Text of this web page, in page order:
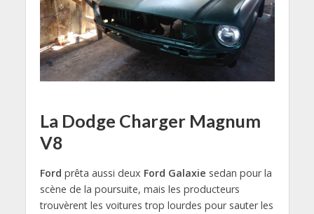
La Dodge Charger Magnum
V8
Ford prêta aussi deux Ford Galaxie sedan pour la
scène de la poursuite, mais les producteurs
trouvèrent les voitures trop lourdes pour sauter les